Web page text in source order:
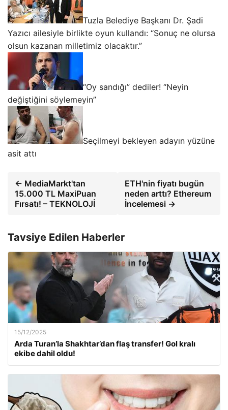
Tuzla Belediye Başkanı Dr. Şadi
Yazıcı ailesiyle birlikte oyun kullandı: “Sonuç ne olursa
olsun kazanan milletimiz olacaktır.”
“Oy sandığı” dediler! “Neyin
değiştiğini söylemeyin”
Seçilmeyi bekleyen adayın yüzüne
asit attı
← MediaMarkt'tan
15.000 TL MaxiPuan
Fırsatı! – TEKNOLOJİ
ETH'nin fiyatı bugün
neden arttı? Ethereum
İncelemesi →
Tavsiye Edilen Haberler
15/12/2025
Arda Turan’la Shakhtar’dan flaş transfer! Gol kralı
ekibe dahil oldu!